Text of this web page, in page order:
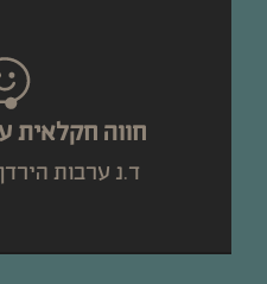
חווה חקלאית
ד.נ ערבות הירדן ייטב